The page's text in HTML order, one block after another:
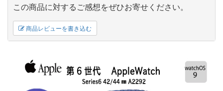
この商品に対するご感想をぜひお寄せください。
商品レビューを書き込む